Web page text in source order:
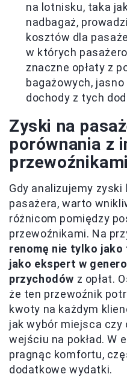
na lotnisku, taka
nadbagaż,
kosztów dla
w których
znaczne opłaty z
bagażowych,
dochody z tych
Zyski na
porównania z
przewoźnikami
Gdy analizujemy
pasażera, warto
różnicom pomiędzy
przewoźnikami. Na
renomę nie tylko
jako ekspert w
przychodów z opłat.
że ten przewoźnik
kwoty na każdym
jak wybór miejsca
wejściu na pokład. W
pragnąc komfortu,
dodatkowe wydatki.